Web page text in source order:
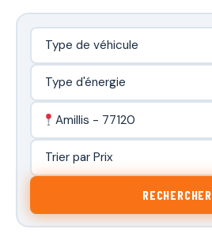
Amillis - 77120
RECHERCHER